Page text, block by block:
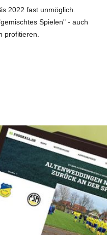
2022 fast unmöglich.
Spielen" - auch
profitieren.